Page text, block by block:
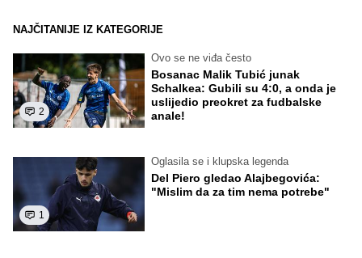
NAJČITANIJE IZ KATEGORIJE
2
Ovo se ne viđa često
Bosanac Malik Tubić junak
Schalkea: Gubili su 4:0, a onda je
uslijedio preokret za fudbalske
anale!
1
Oglasila se i klupska legenda
Del Piero gledao Alajbegovića:
"Mislim da za tim nema potrebe"